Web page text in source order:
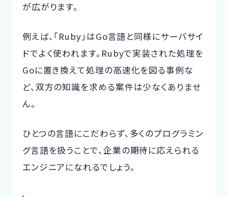
が広がります。
例えば、「Ruby」はGo言語と同様にサーバサイ
ドでよく使われます。Rubyで実装された処理を
Goに置き換えて処理の高速化を図る事例な
ど、双方の知識を求める案件は少なくありませ
ん。
ひとつの言語にこだわらず、多くのプログラミン
グ言語を扱うことで、企業の期待に応えられる
エンジニアになれるでしょう。